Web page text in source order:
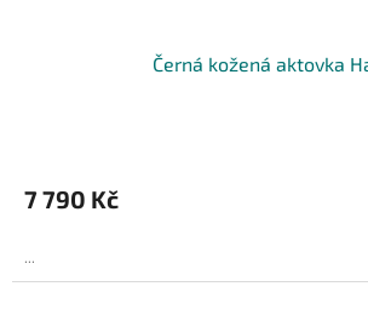
Černá kožená aktovka
7 790 Kč
...